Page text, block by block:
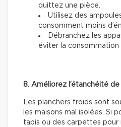
quittez une pièce.
Utilisez des
consomment moins
Débranchez les
éviter la consommation
8. Améliorez l’étanchéité
Les planchers froids sont
les maisons mal isolées. Si
tapis ou des carpettes pour